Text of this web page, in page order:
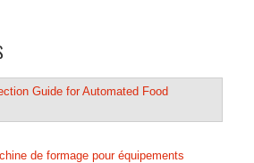
de formage pour équipements